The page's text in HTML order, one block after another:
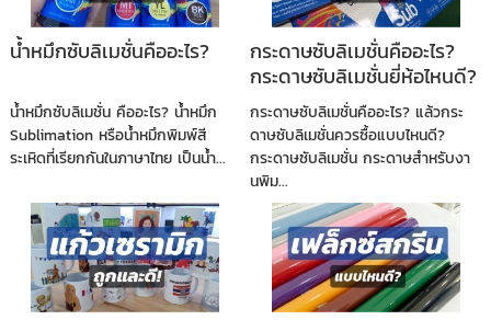
น้ำหมึกซับลิเมชั่นคืออะไร?
น้ำหมึกซับลิเมชั่น คืออะไร? น้ำหมึก
Sublimation หรือน้ำหมึกพิมพ์สี
ระเหิดที่เรียกกันในภาษาไทย เป็นน้ำ...
กระดาษซับลิเมชั่นคืออะไร?
กระดาษซับลิเมชั่นยี่ห้อไหนดี?
กระดาษซับลิเมชั่นคืออะไร? แล้วกระ
ดาษซับลิเมชั่นควรซื้อแบบไหนดี?
กระดาษซับลิเมชั่น กระดาษสำหรับงา
นพิม...